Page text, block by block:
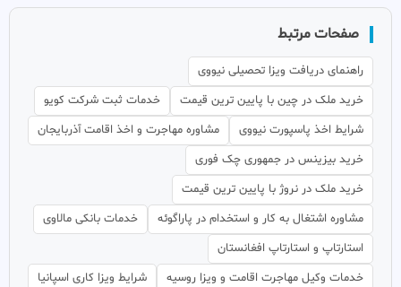
صفحات مرتبط
راهنمای دریافت ویزا تحصیلی نیووی
خرید ملک در چین با پایین ترین قیمت
خدمات ثبت شرکت کویو
شرایط اخذ پاسپورت نیووی
مشاوره مهاجرت و اخذ اقامت آذربایجان
خرید بیزینس در جمهوری چک فوری
خرید ملک در نروژ با پایین ترین قیمت
مشاوره اشتغال به کار و استخدام در پاراگوئه
خدمات بانکی مالاوی
استارتاپ و استارتاپ افغانستان
خدمات وکیل مهاجرت اقامت و ویزا روسیه
شرایط ویزا کاری اسپانیا